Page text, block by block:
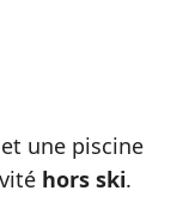
une piscine
hors ski.